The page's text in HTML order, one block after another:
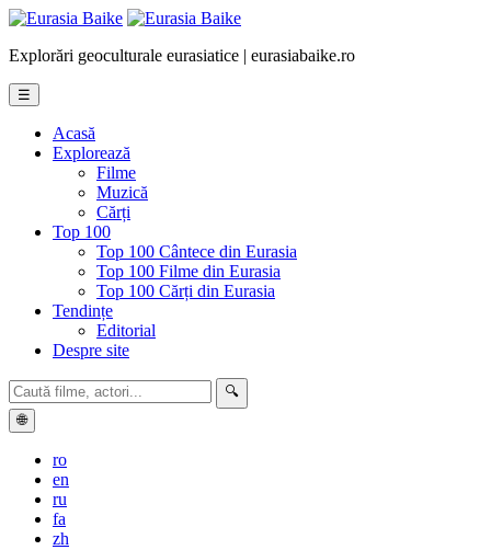
Explorări geoculturale eurasiatice | eurasiabaike.ro
☰
Acasă
Explorează
Filme
Muzică
Cărți
Top 100
Top 100 Cântece din Eurasia
Top 100 Filme din Eurasia
Top 100 Cărți din Eurasia
Tendințe
Editorial
Despre site
🔍
🌐
ro
en
ru
fa
zh